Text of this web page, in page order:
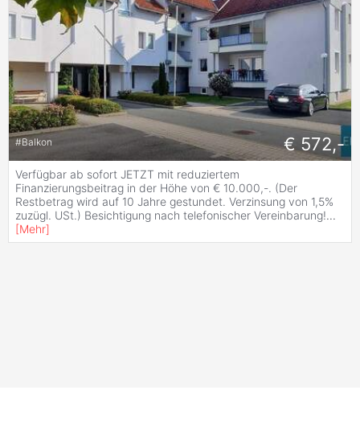
#Balkon € 572,-
Verfügbar ab sofort JETZT mit reduziertem
Finanzierungsbeitrag in der Höhe von € 10.000,-. (Der
Restbetrag wird auf 10 Jahre gestundet. Verzinsung von 1,5%
zuzügl. USt.) Besichtigung nach telefonischer Vereinbarung!...
[Mehr]